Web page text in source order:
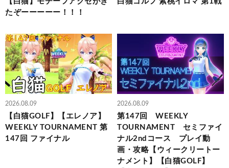
たぞーーーーー！！！
2026.08.09
【白猫GOLF】【エレノア】
WEEKLY TOURNAMENT 第
147回 ファイナル
2026.08.09
第147回 WEEKLY
TOURNAMENT セミファイ
ナル2ndコース プレイ動
画・攻略【ウィークリートー
ナメント】【白猫GOLF】